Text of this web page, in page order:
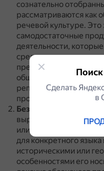
сознательно
рассматриваются как
речевой культуре. Это
самодостаточные
деятельности,
среднему члену
прецедентным
общеизвестные
реплики героев
произведений и
Безэквивалентная
выражения, которые
или аналога в других
для конкретного
историческими или
особенностями его
Сделать
в